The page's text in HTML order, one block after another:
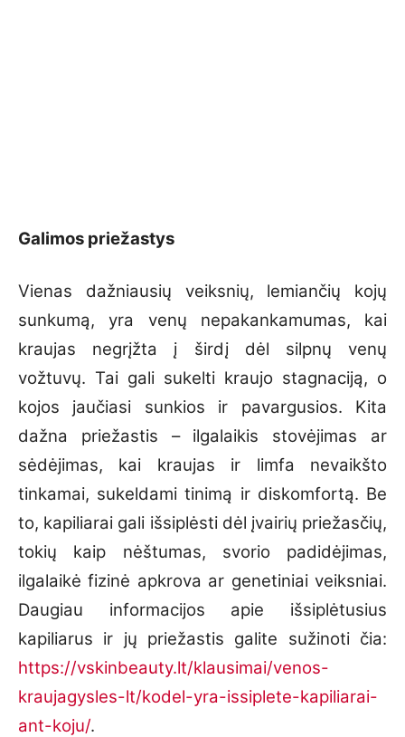
Galimos priežastys
Vienas dažniausių veiksnių, lemiančių kojų
sunkumą, yra venų nepakankamumas, kai
kraujas negrįžta į širdį dėl silpnų venų
vožtuvų. Tai gali sukelti kraujo stagnaciją, o
kojos jaučiasi sunkios ir pavargusios. Kita
dažna priežastis – ilgalaikis stovėjimas ar
sėdėjimas, kai kraujas ir limfa nevaikšto
tinkamai, sukeldami tinimą ir diskomfortą. Be
to, kapiliarai gali išsiplėsti dėl įvairių priežasčių,
tokių kaip nėštumas, svorio padidėjimas,
ilgalaikė fizinė apkrova ar genetiniai veiksniai.
Daugiau informacijos apie išsiplėtusius
kapiliarus ir jų priežastis galite sužinoti čia:
https://vskinbeauty.lt/klausimai/venos-
kraujagysles-lt/kodel-yra-issiplete-kapiliarai-
ant-koju/.